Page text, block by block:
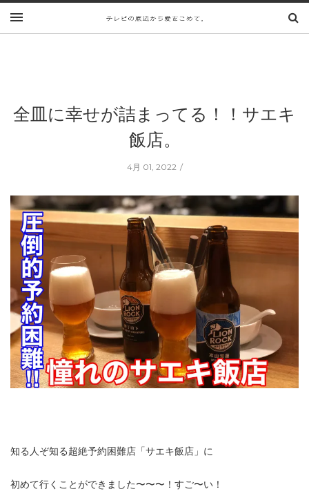
全皿に幸せが詰まってる！！サエキ
飯店。
4月 01, 2022
知る人ぞ知る超絶予約困難店「サエキ飯店」に
初めて行くことができました〜〜〜！すご〜い！